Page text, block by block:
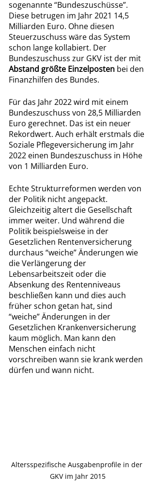
sogenannte “Bundeszuschüsse”.
Diese betrugen im Jahr 2021 14,5
Milliarden Euro. Ohne diesen
Steuerzuschuss wäre das System
schon lange kollabiert. Der
Bundeszuschuss zur GKV ist der mit
Abstand größte Einzelposten bei den
Finanzhilfen des Bundes.
Für das Jahr 2022 wird mit einem
Bundeszuschuss von 28,5 Milliarden
Euro gerechnet. Das ist ein neuer
Rekordwert. Auch erhält erstmals die
Soziale Pflegeversicherung im Jahr
2022 einen Bundeszuschuss in Höhe
von 1 Milliarden Euro.
Echte Strukturreformen werden von
der Politik nicht angepackt.
Gleichzeitig altert die Gesellschaft
immer weiter. Und während die
Politik beispielsweise in der
Gesetzlichen Rentenversicherung
durchaus “weiche” Änderungen wie
die Verlängerung der
Lebensarbeitszeit oder die
Absenkung des Rentenniveaus
beschließen kann und dies auch
früher schon getan hat, sind
“weiche” Änderungen in der
Gesetzlichen Krankenversicherung
kaum möglich. Man kann den
Menschen einfach nicht
vorschreiben wann sie krank werden
dürfen und wann nicht.
Altersspezifische Ausgabenprofile in der
GKV im Jahr 2015